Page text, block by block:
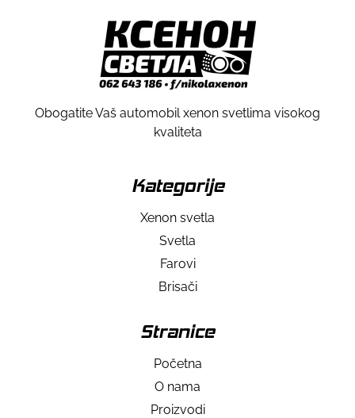
Obogatite Vaš automobil xenon svetlima visokog
kvaliteta
Kategorije
Xenon svetla
Svetla
Farovi
Brisači
Stranice
Početna
O nama
Proizvodi